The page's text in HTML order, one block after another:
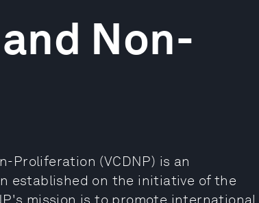
Non-
Proliferation (VCDNP) is an
established on the initiative of the
mission is to promote international